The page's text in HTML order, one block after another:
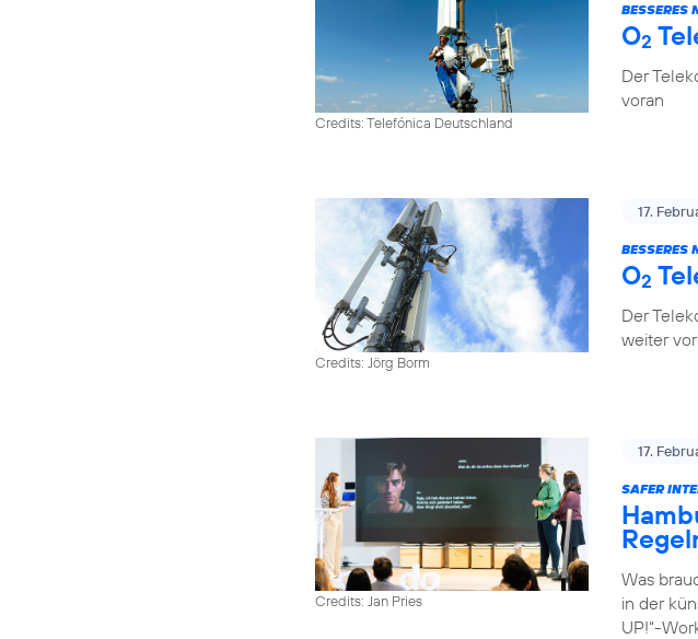
Credits: Telefónica Deutschland
BESSERES
O2
Der
voran
Credits: Jörg Borm
17.
BESSERES
O2
Der
weiter
Credits: Jan Pries
17.
SAFER
Was
in der
UP!“-